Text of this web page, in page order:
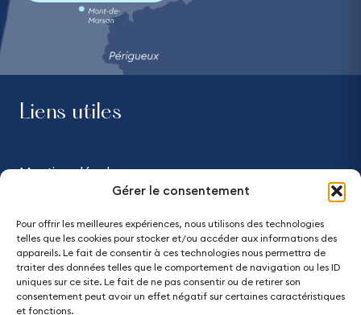
Gérer le consentement
Pour offrir les meilleures expériences, nous utilisons des technologies
telles que les cookies pour stocker et/ou accéder aux informations des
appareils. Le fait de consentir à ces technologies nous permettra de
traiter des données telles que le comportement de navigation ou les ID
uniques sur ce site. Le fait de ne pas consentir ou de retirer son
consentement peut avoir un effet négatif sur certaines caractéristiques
et fonctions.
Liens utiles
Mentions légales
Accessibilité - partiellement conforme
Plan du site